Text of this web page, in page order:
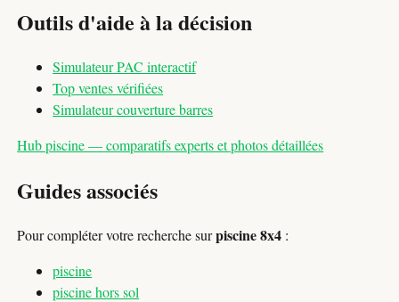
Outils d'aide à la décision
Simulateur PAC interactif
Top ventes vérifiées
Simulateur couverture barres
Hub piscine — comparatifs experts et photos détaillées
Guides associés
Pour compléter votre recherche surpiscine 8x4 :
piscine
piscine hors sol